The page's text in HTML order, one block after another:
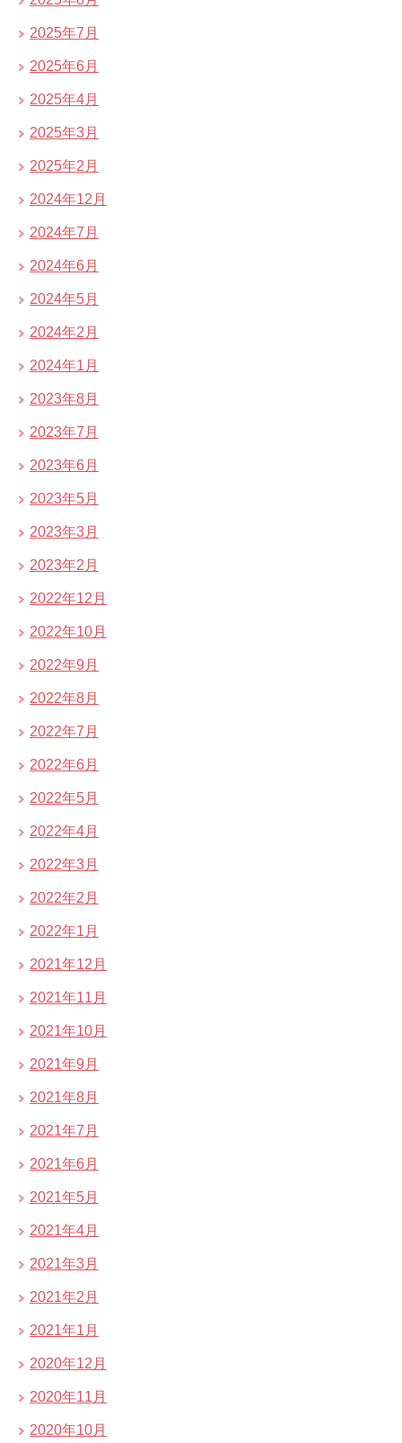
2025年7月
2025年6月
2025年4月
2025年3月
2025年2月
2024年12月
2024年7月
2024年6月
2024年5月
2024年2月
2024年1月
2023年8月
2023年7月
2023年6月
2023年5月
2023年3月
2023年2月
2022年12月
2022年10月
2022年9月
2022年8月
2022年7月
2022年6月
2022年5月
2022年4月
2022年3月
2022年2月
2022年1月
2021年12月
2021年11月
2021年10月
2021年9月
2021年8月
2021年7月
2021年6月
2021年5月
2021年4月
2021年3月
2021年2月
2021年1月
2020年12月
2020年11月
2020年10月